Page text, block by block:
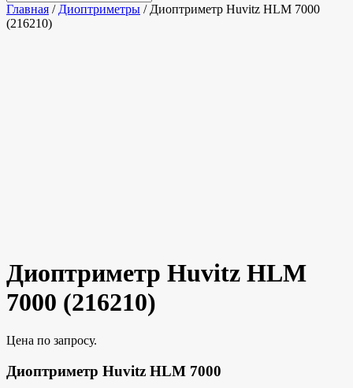
Главная / Диоптриметры / Диоптриметр Huvitz HLM 7000
(216210)
Диоптриметр Huvitz HLM
7000 (216210)
Цена по запросу.
Диоптриметр Huvitz HLM 7000